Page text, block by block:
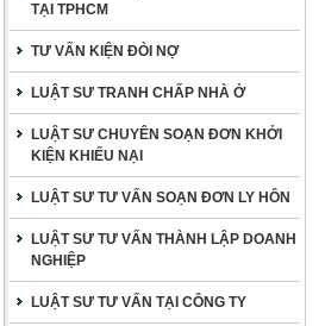
TẠI TPHCM
TƯ VẤN KIỆN ĐÒI NỢ
LUẬT SƯ TRANH CHẤP NHÀ Ở
LUẬT SƯ CHUYÊN SOẠN ĐƠN KHỞI
KIỆN KHIẾU NẠI
LUẬT SƯ TƯ VẤN SOẠN ĐƠN LY HÔN
LUẬT SƯ TƯ VẤN THÀNH LẬP DOANH
NGHIỆP
LUẬT SƯ TƯ VẤN TẠI CÔNG TY